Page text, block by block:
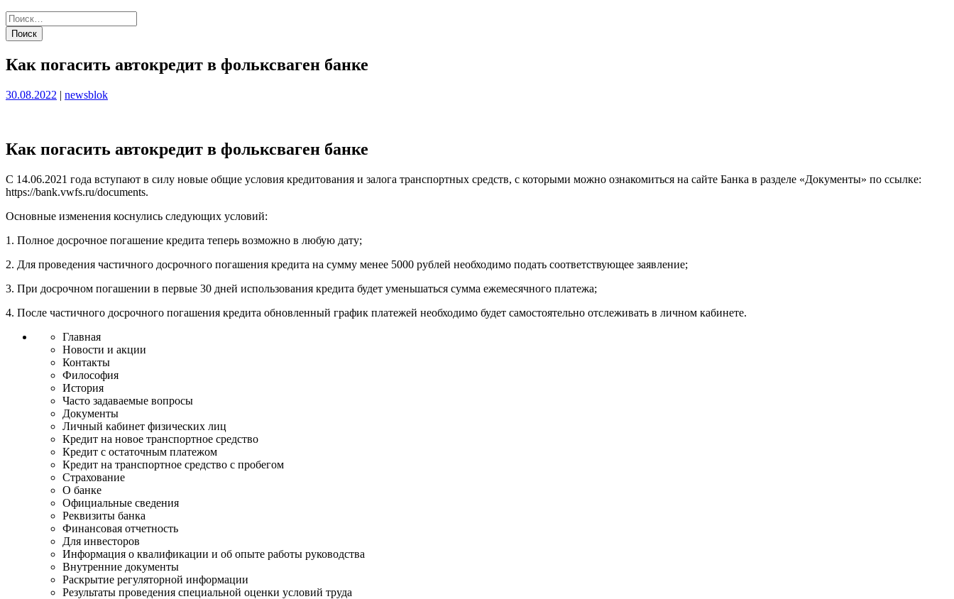
Как погасить автокредит в фольксваген банке
Опубликовано
30.08.2022 | Опубликовано
newsblok
Как погасить автокредит в фольксваген банке
С 14.06.2021 года вступают в силу новые общие условия кредитования и залога транспортных средств, с которыми можно ознакомиться на сайте Банка в разделе «Документы» по ссылке:
https://bank.vwfs.ru/documents.
Основные изменения коснулись следующих условий:
1. Полное досрочное погашение кредита теперь возможно в любую дату;
2. Для проведения частичного досрочного погашения кредита на сумму менее 5000 рублей необходимо подать соответствующее заявление;
3. При досрочном погашении в первые 30 дней использования кредита будет уменьшаться сумма ежемесячного платежа;
4. После частичного досрочного погашения кредита обновленный график платежей необходимо будет самостоятельно отслеживать в личном кабинете.
Главная
Новости и акции
Контакты
Философия
История
Часто задаваемые вопросы
Документы
Личный кабинет физических лиц
Кредит на новое транспортное средство
Кредит с остаточным платежом
Кредит на транспортное средство с пробегом
Страхование
О банке
Официальные сведения
Реквизиты банка
Финансовая отчетность
Для инвесторов
Информация о квалификации и об опыте работы руководства
Внутренние документы
Раскрытие регуляторной информации
Результаты проведения специальной оценки условий труда